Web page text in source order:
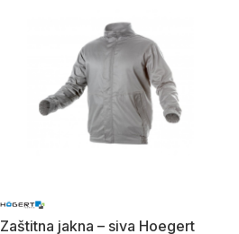
Zaštitna jakna – siva Hoegert